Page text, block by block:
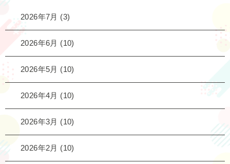
2026年7月 (3)
2026年6月 (10)
2026年5月 (10)
2026年4月 (10)
2026年3月 (10)
2026年2月 (10)